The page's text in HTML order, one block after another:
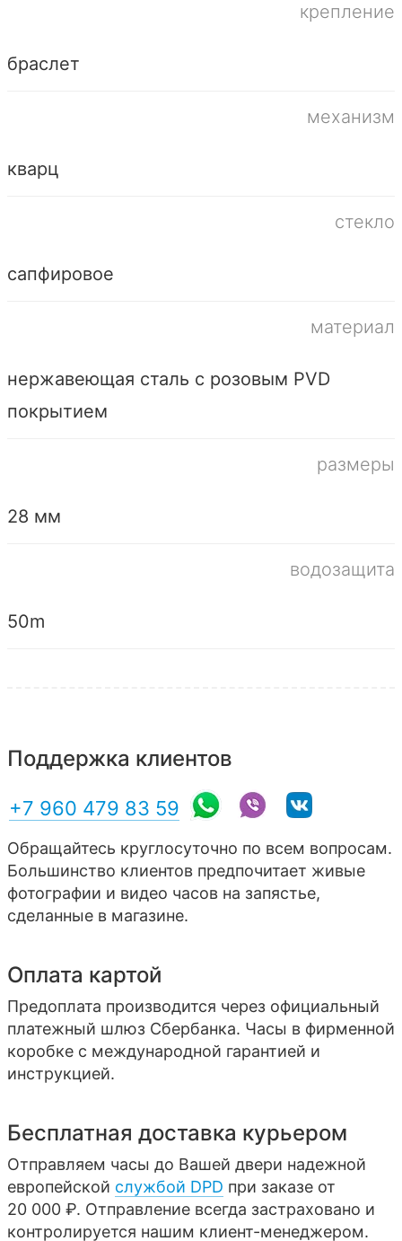
крепление
браслет
механизм
кварц
стекло
сапфировое
материал
нержавеющая сталь с розовым PVD
покрытием
размеры
28 мм
водозащита
50m
Поддержка клиентов
+7 960 479 83 59
Обращайтесь круглосуточно по всем вопросам.
Большинство клиентов предпочитает живые
фотографии и видео часов на запястье,
сделанные в магазине.
Оплата картой
Предоплата производится через официальный
платежный шлюз Сбербанка. Часы в фирменной
коробке с международной гарантией и
инструкцией.
Бесплатная доставка курьером
Отправляем часы до Вашей двери надежной
европейской службой DPD при заказе от
20 000 ₽. Отправление всегда застраховано и
контролируется нашим клиент-менеджером.